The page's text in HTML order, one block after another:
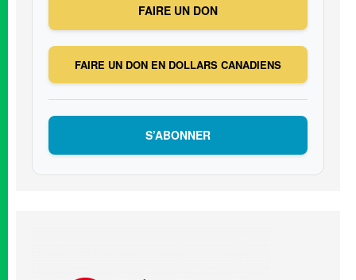
FAIRE UN DON
FAIRE UN DON EN DOLLARS CANADIENS
S’ABONNER